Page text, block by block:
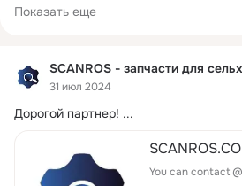
SCANROS - запчасти для
31 июл 2024
Дорогой партнер! ...
You can contact
- быстро связывает поставщика и
Scanros - сократит время на поиск и
частей к сельскохозяйственной
Работаем по всей России.
https://scanros.com/
Показать еще